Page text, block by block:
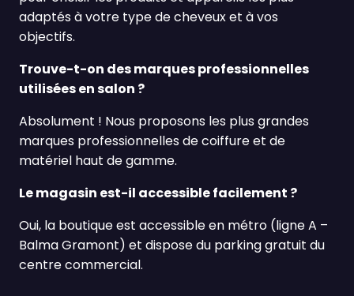
adaptés à votre type de cheveux et à vos
objectifs.
Trouve-t-on des marques professionnelles
utilisées en salon ?
Absolument ! Nous proposons les plus grandes
marques professionnelles de coiffure et de
matériel haut de gamme.
Le magasin est-il accessible facilement ?
Oui, la boutique est accessible en métro (ligne A –
Balma Gramont) et dispose du parking gratuit du
centre commercial.